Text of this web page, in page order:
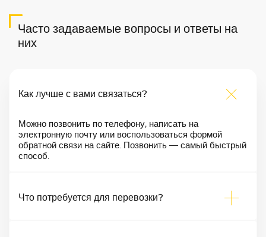
Часто задаваемые вопросы и ответы на
них
Как лучше с вами связаться?
Можно позвонить по телефону, написать на
электронную почту или воспользоваться формой
обратной связи на сайте. Позвонить — самый быстрый
способ.
Что потребуется для перевозки?